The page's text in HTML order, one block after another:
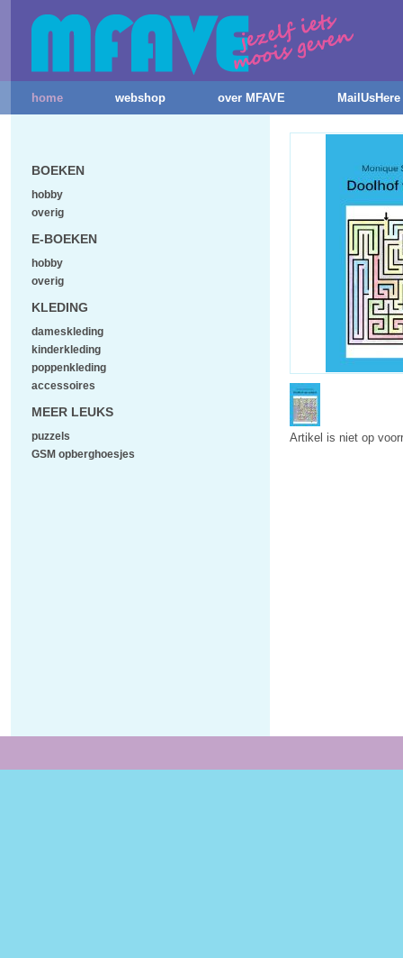
home webshop over MFAVE MailUsHere
Artikel is niet op
BOEKEN
hobby
overig
E-BOEKEN
hobby
overig
KLEDING
dameskleding
kinderkleding
poppenkleding
accessoires
MEER LEUKS
puzzels
GSM opberghoesjes